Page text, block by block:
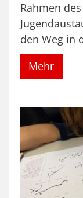
Rahmen
den Weg in
Mehr